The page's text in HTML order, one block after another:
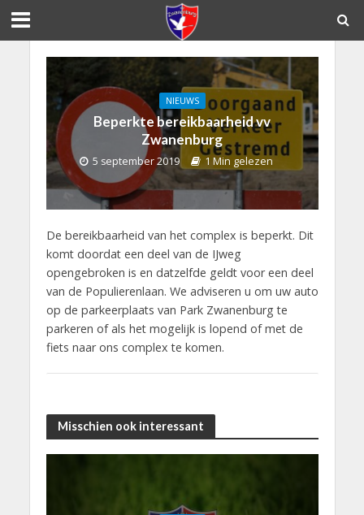
NIEUWS
Beperkte bereikbaarheid vv
Zwanenburg
5 september 2019 1 Min gelezen
De bereikbaarheid van het complex is beperkt. Dit
komt doordat een deel van de IJweg
opengebroken is en datzelfde geldt voor een deel
van de Populierenlaan. We adviseren u om uw auto
op de parkeerplaats van Park Zwanenburg te
parkeren of als het mogelijk is lopend of met de
fiets naar ons complex te komen.
Misschien ook interessant